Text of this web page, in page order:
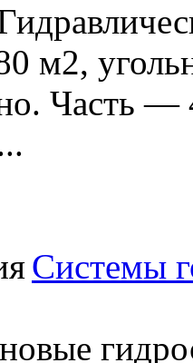
м2,
Часть —
Системы